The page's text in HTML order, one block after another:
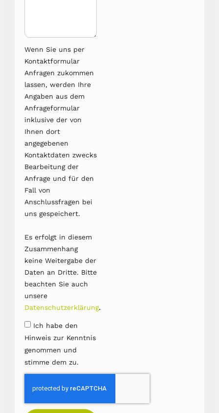
Wenn Sie uns per
Kontaktformular
Anfragen zukommen
lassen, werden Ihre
Angaben aus dem
Anfrageformular
inklusive der von
Ihnen dort
angegebenen
Kontaktdaten zwecks
Bearbeitung der
Anfrage und für den
Fall von
Anschlussfragen bei
uns gespeichert.
Es erfolgt in diesem
Zusammenhang
keine Weitergabe der
Daten an Dritte. Bitte
beachten Sie auch
unsere
Datenschutzerklärung.
Ich habe den
Hinweis zur Kenntnis
genommen und
stimme dem zu.